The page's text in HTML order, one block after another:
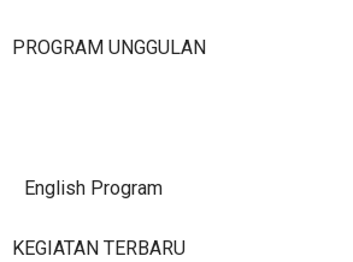
PROGRAM UNGGULAN
English Program
KEGIATAN TERBARU